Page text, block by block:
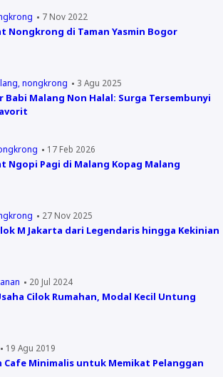
7 Nov 2022
Nongkrong di Taman Yasmin Bogor
nongkrong 3 Agu 2025
Babi Malang Non Halal: Surga Tersembunyi
17 Feb 2026
Ngopi Pagi di Malang Kopag Malang
27 Nov 2025
M Jakarta dari Legendaris hingga Kekinian
20 Jul 2024
Cilok Rumahan, Modal Kecil Untung
19 Agu 2019
Cafe Minimalis untuk Memikat Pelanggan